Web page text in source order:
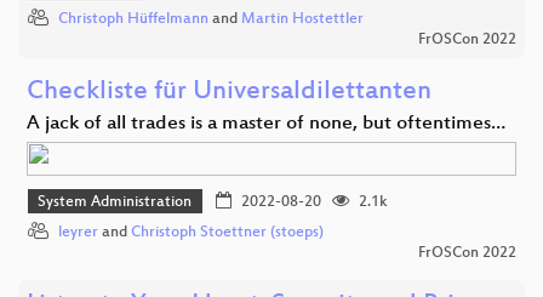
Christoph Hüffelmann and Martin Hostettler
FrOSCon 2022
Checkliste für Universaldilettanten
A jack of all trades is a master of none, but oftentimes…
System Administration 2022-08-20
2.1k
leyrer and Christoph Stoettner (stoeps)
FrOSCon 2022